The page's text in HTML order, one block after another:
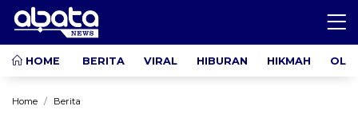
HOME BERITA VIRAL HIBURAN HIKMAH
Home Berita